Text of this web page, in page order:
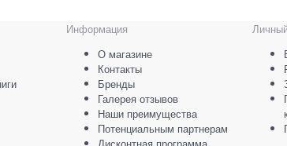
Информация
О магазине
Контакты
Бренды
Галерея отзывов
Наши преимущества
Потенциальным партнерам